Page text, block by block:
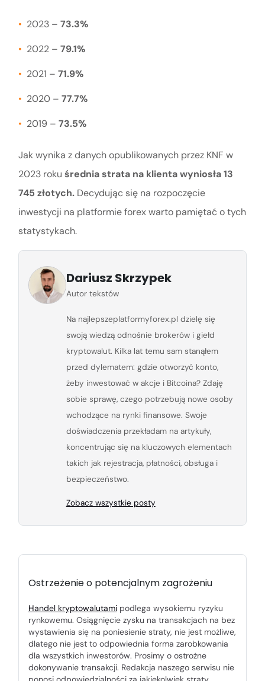
2023 – 73.3%
2022 – 79.1%
2021 – 71.9%
2020 – 77.7%
2019 – 73.5%
Jak wynika z danych opublikowanych przez KNF w
2023 roku średnia strata na klienta wyniosła 13
745 złotych.Decydując się na rozpoczęcie
inwestycji na platformie forex warto pamiętać o tych
statystykach.
Dariusz Skrzypek
Autor tekstów
Na najlepszeplatformyforex.pl dzielę się
swoją wiedzą odnośnie brokerów i giełd
kryptowalut. Kilka lat temu sam stanąłem
przed dylematem: gdzie otworzyć konto,
żeby inwestować w akcje i Bitcoina? Zdaję
sobie sprawę, czego potrzebują nowe osoby
wchodzące na rynki finansowe. Swoje
doświadczenia przekładam na artykuły,
koncentrując się na kluczowych elementach
takich jak rejestracja, płatności, obsługa i
bezpieczeństwo.
Zobacz wszystkie posty
Ostrzeżenie o potencjalnym zagrożeniu
Handel kryptowalutamipodlega wysokiemu ryzyku
rynkowemu. Osiągnięcie zysku na transakcjach na bez
wystawienia się na poniesienie straty, nie jest możliwe,
dlatego nie jest to odpowiednia forma zarobkowania
dla wszystkich inwestorów. Prosimy o ostrożne
dokonywanie transakcji. Redakcja naszego serwisu nie